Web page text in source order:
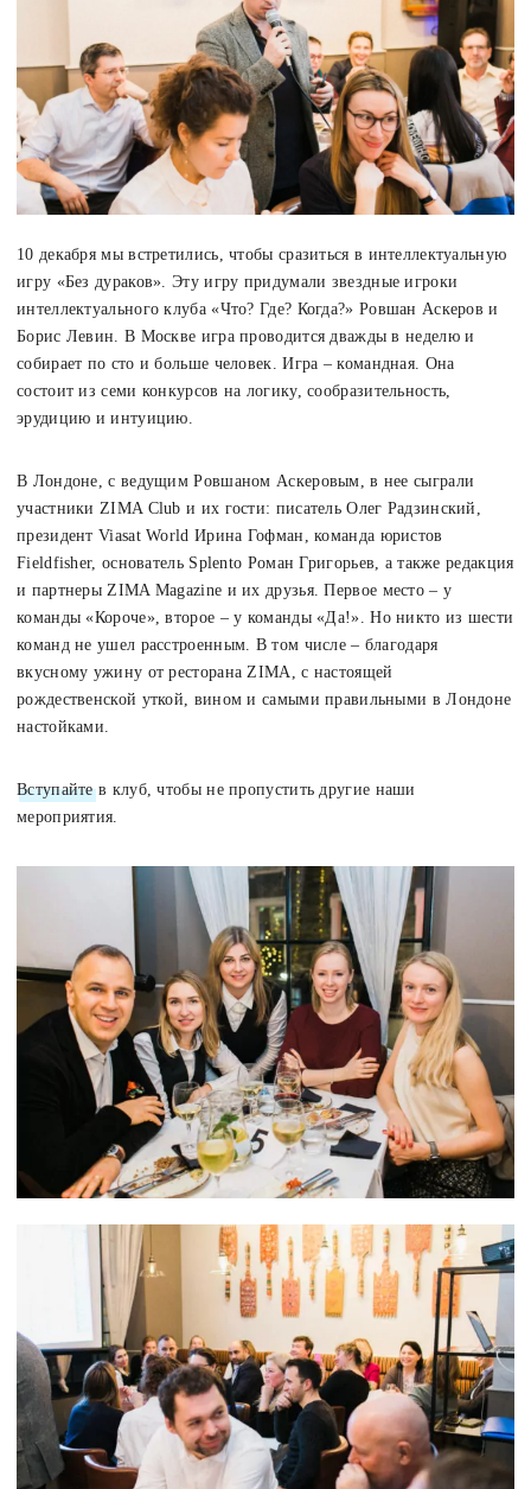
10 декабря мы встретились, чтобы сразиться в интеллектуальную
игру «Без дураков». Эту игру придумали звездные игроки
интеллектуального клуба «Что? Где? Когда?» Ровшан Аскеров и
Борис Левин. В Москве игра проводится дважды в неделю и
собирает по сто и больше человек. Игра – командная. Она
состоит из семи конкурсов на логику, сообразительность,
эрудицию и интуицию.
В Лондоне, с ведущим Ровшаном Аскеровым, в нее сыграли
участники ZIMA Club и их гости: писатель Олег Радзинский,
президент Viasat World Ирина Гофман, команда юристов
Fieldfisher, основатель Splento Роман Григорьев, а также редакция
и партнеры ZIMA Magazinе и их друзья. Первое место – у
команды «Короче», второе – у команды «Да!». Но никто из шести
команд не ушел расстроенным. В том числе – благодаря
вкусному ужину от ресторана ZIMA, с настоящей
рождественской уткой, вином и самыми правильными в Лондоне
настойками.
Вступайтев клуб, чтобы не пропустить другие наши
мероприятия.